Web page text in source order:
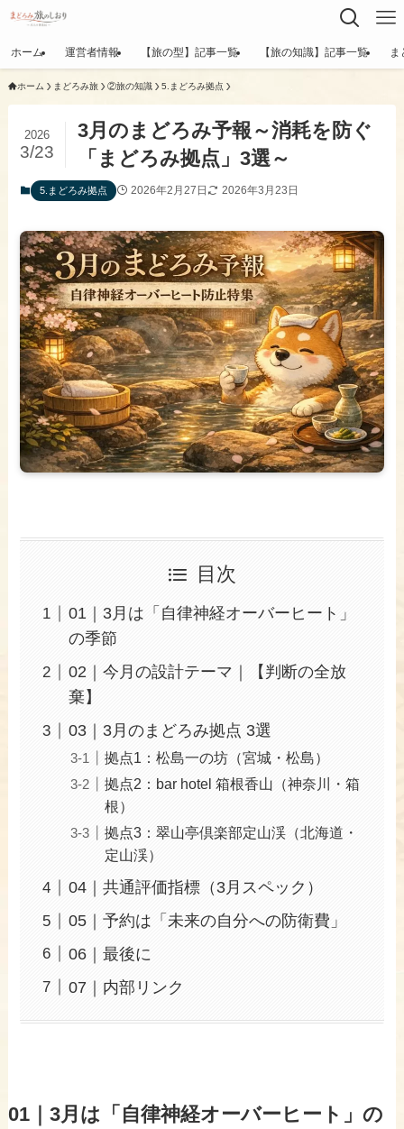
ホーム 運営者情報 【旅の型】記事一覧 【旅の知識】記事一覧 ま
ホーム まどろみ旅 ②旅の知識 ​5.まどろみ拠点
3月のまどろみ予報～消耗を防ぐ
「まどろみ拠点」3選～
2026
3/23
​5.まどろみ拠点 2026年2月27日 2026年3月23日
目次
01｜3月は「自律神経オーバーヒート」
の季節
02｜今月の設計テーマ｜【判断の全放
棄】
03｜3月のまどろみ拠点 3選
拠点1：松島一の坊（宮城・松島）
拠点2：bar hotel 箱根香山（神奈川・箱
根）
拠点3：翠山亭倶楽部定山渓（北海道・
定山渓）
04｜共通評価指標（3月スペック）
05｜予約は「未来の自分への防衛費」
06｜最後に
07｜内部リンク
01｜ 3月は「自律神経オーバーヒート」の